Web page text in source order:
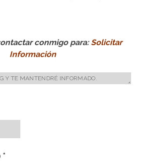
conmigo para:Solicitar
Información
*